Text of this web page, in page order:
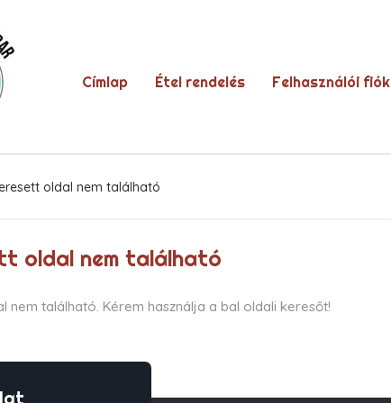
Címlap Étel rendelés Felhasználói fiók
oldal nem található
oldal nem található
nem található. Kérem használja a bal oldali keresőt!